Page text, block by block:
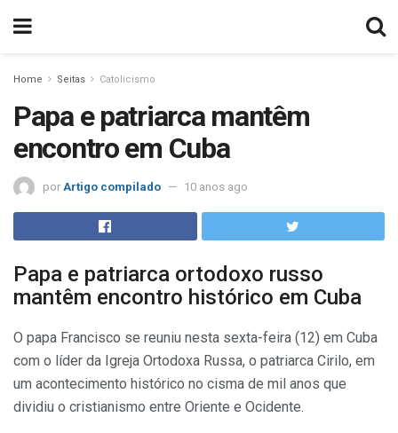
Home Seitas Catolicismo
Papa e patriarca mantêm
encontro em Cuba
por Artigo compilado 10 anos ago
Papa e patriarca ortodoxo russo
mantêm encontro histórico em Cuba
O papa Francisco se reuniu nesta sexta-feira (12) em Cuba
com o líder da Igreja Ortodoxa Russa, o patriarca Cirilo, em
um acontecimento histórico no cisma de mil anos que
dividiu o cristianismo entre Oriente e Ocidente.